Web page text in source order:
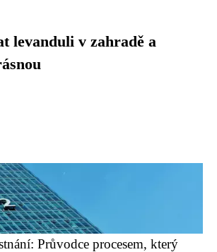
levanduli v zahradě a
Průvodce procesem, který